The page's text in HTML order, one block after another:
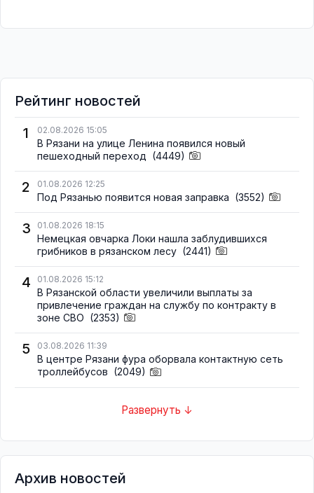
Рейтинг новостей
1
02.08.2026 15:05
В Рязани на улице Ленина появился новый
пешеходный переход (4449)
2 01.08.2026 12:25
Под Рязанью появится новая заправка (3552)
3 01.08.2026 18:15
Немецкая овчарка Локи нашла заблудившихся
грибников в рязанском лесу (2441)
4 01.08.2026 15:12
В Рязанской области увеличили выплаты за
привлечение граждан на службу по контракту в
зоне СВО (2353)
5 03.08.2026 11:39
В центре Рязани фура оборвала контактную сеть
троллейбусов (2049)
Развернуть ↓
Архив новостей